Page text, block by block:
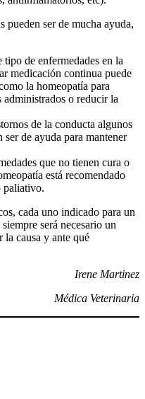
pueden ser de mucha ayuda,
tipo de enfermedades en la
medicación continua puede
la homeopatía para
o reducir la
de la conducta algunos
de ayuda para mantener
que no tienen cura o
está recomendado
paliativo.
cada uno indicado para un
será necesario un
la causa y ante qué
Irene Martinez
Médica Veterinaria